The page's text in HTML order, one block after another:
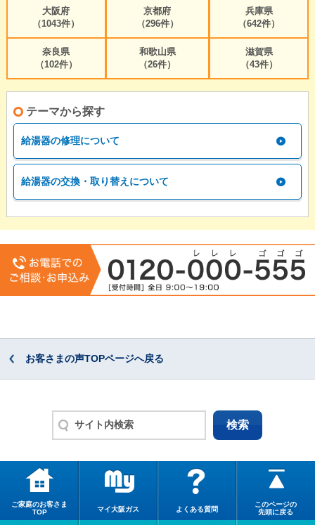
大阪府
（1043件）
京都府
（296件）
兵庫県
（642件）
奈良県
（102件）
和歌山県
（26件）
滋賀県
（43件）
テーマから探す
給湯器の修理について
給湯器の交換・取り替えについて
お客さまの声TOPページへ戻る
ご家庭のお客さま
TOP
マイ大阪ガス よくある質問
このページの
先頭に戻る